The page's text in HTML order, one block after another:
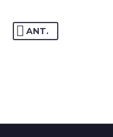
ANT.